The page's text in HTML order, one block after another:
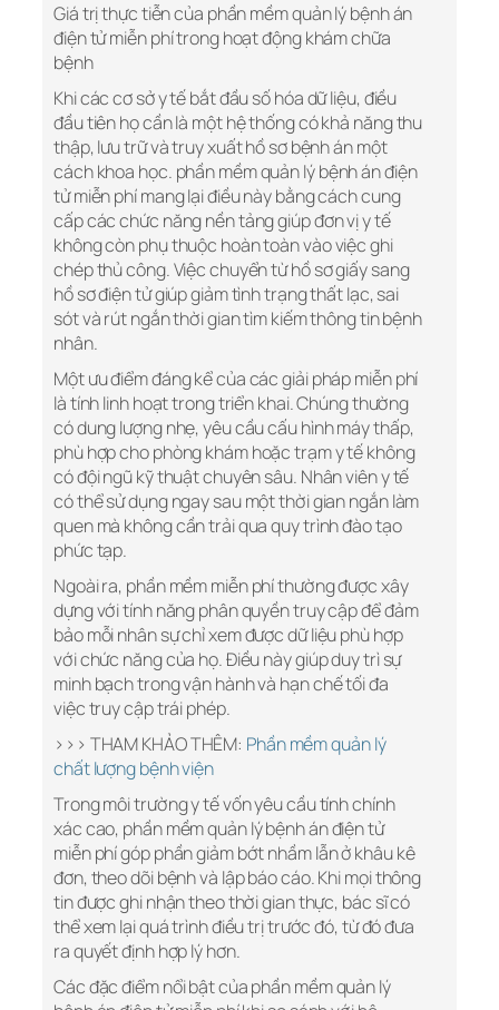
Giá trị thực tiễn của phần mềm quản lý bệnh án
điện tử miễn phí trong hoạt động khám chữa
bệnh
Khi các cơ sở y tế bắt đầu số hóa dữ liệu, điều
đầu tiên họ cần là một hệ thống có khả năng thu
thập, lưu trữ và truy xuất hồ sơ bệnh án một
cách khoa học. phần mềm quản lý bệnh án điện
tử miễn phí mang lại điều này bằng cách cung
cấp các chức năng nền tảng giúp đơn vị y tế
không còn phụ thuộc hoàn toàn vào việc ghi
chép thủ công. Việc chuyển từ hồ sơ giấy sang
hồ sơ điện tử giúp giảm tình trạng thất lạc, sai
sót và rút ngắn thời gian tìm kiếm thông tin bệnh
nhân.
Một ưu điểm đáng kể của các giải pháp miễn phí
là tính linh hoạt trong triển khai. Chúng thường
có dung lượng nhẹ, yêu cầu cấu hình máy thấp,
phù hợp cho phòng khám hoặc trạm y tế không
có đội ngũ kỹ thuật chuyên sâu. Nhân viên y tế
có thể sử dụng ngay sau một thời gian ngắn làm
quen mà không cần trải qua quy trình đào tạo
phức tạp.
Ngoài ra, phần mềm miễn phí thường được xây
dựng với tính năng phân quyền truy cập để đảm
bảo mỗi nhân sự chỉ xem được dữ liệu phù hợp
với chức năng của họ. Điều này giúp duy trì sự
minh bạch trong vận hành và hạn chế tối đa
việc truy cập trái phép.
>>> THAM KHẢO THÊM: Phần mềm quản lý
chất lượng bệnh viện
Trong môi trường y tế vốn yêu cầu tính chính
xác cao, phần mềm quản lý bệnh án điện tử
miễn phí góp phần giảm bớt nhầm lẫn ở khâu kê
đơn, theo dõi bệnh và lập báo cáo. Khi mọi thông
tin được ghi nhận theo thời gian thực, bác sĩ có
thể xem lại quá trình điều trị trước đó, từ đó đưa
ra quyết định hợp lý hơn.
Các đặc điểm nổi bật của phần mềm quản lý